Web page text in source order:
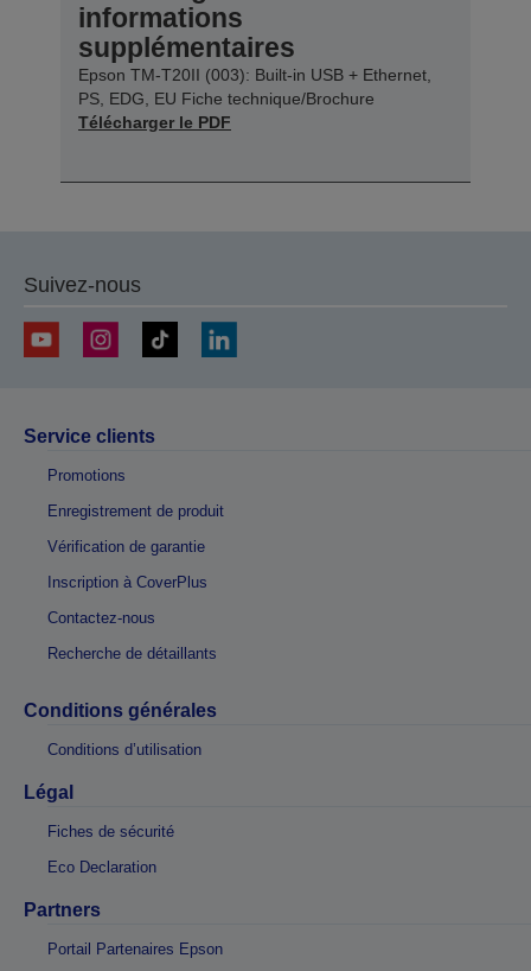
informations
supplémentaires
Epson TM-T20II (003): Built-in USB + Ethernet,
PS, EDG, EU Fiche technique/Brochure
Télécharger le PDF
Suivez-nous
Service clients
Promotions
Enregistrement de produit
Vérification de garantie
Inscription à CoverPlus
Contactez-nous
Recherche de détaillants
Conditions générales
Conditions d’utilisation
Légal
Fiches de sécurité
Eco Declaration
Partners
Portail Partenaires Epson